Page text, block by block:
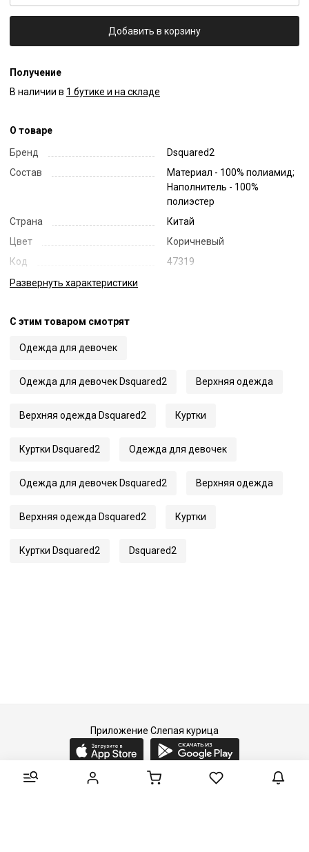
Добавить в корзину
Получение
В наличии в 1 бутике и на складе
О товаре
Бренд
Dsquared2
Состав
Материал - 100% полиамид;
Наполнитель - 100%
полиэстер
Страна
Китай
Цвет
Коричневый
Код
47319
Артикул
Развернуть характеристики
С этим товаром смотрят
Одежда для девочек
Одежда для девочек Dsquared2 Верхняя одежда
Верхняя одежда Dsquared2 Куртки
Куртки Dsquared2 Одежда для девочек
Одежда для девочек Dsquared2 Верхняя одежда
Верхняя одежда Dsquared2 Куртки
Куртки Dsquared2 Dsquared2
Приложение Слепая курица
2015-2026 © Слепая курица - fashion concept store.